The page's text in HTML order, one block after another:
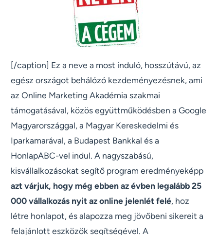
[/caption] Ez a neve a most induló, hosszútávú, az
egész országot behálózó kezdeményezésnek, ami
az Online Marketing Akadémia szakmai
támogatásával, közös együttműködésben a Google
Magyarországgal, a Magyar Kereskedelmi és
Iparkamarával, a Budapest Bankkal és a
HonlapABC-vel indul. A nagyszabású,
kisvállalkozásokat segítő program eredményeképp
azt várjuk, hogy még ebben az évben legalább 25
000 vállalkozás nyit az online jelenlét felé, hoz
létre honlapot, és alapozza meg jövőbeni sikereit a
felajánlott eszközök segítségével. A